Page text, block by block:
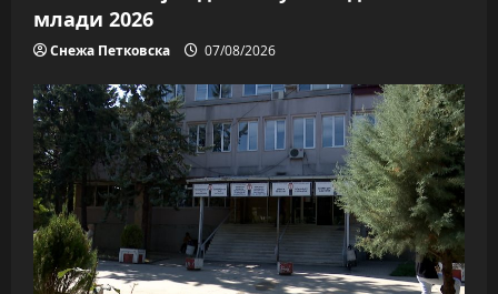
млади 2026
Снежа Петковска 07/08/2026